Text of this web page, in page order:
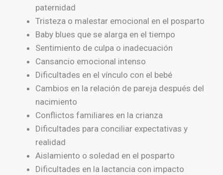
paternidad
Tristeza o malestar emocional en el posparto
Baby blues que se alarga en el tiempo
Sentimiento de culpa o inadecuación
Cansancio emocional intenso
Dificultades en el vínculo con el bebé
Cambios en la relación de pareja después del
nacimiento
Conflictos familiares en la crianza
Dificultades para conciliar expectativas y
realidad
Aislamiento o soledad en el posparto
Dificultades en la lactancia con impacto